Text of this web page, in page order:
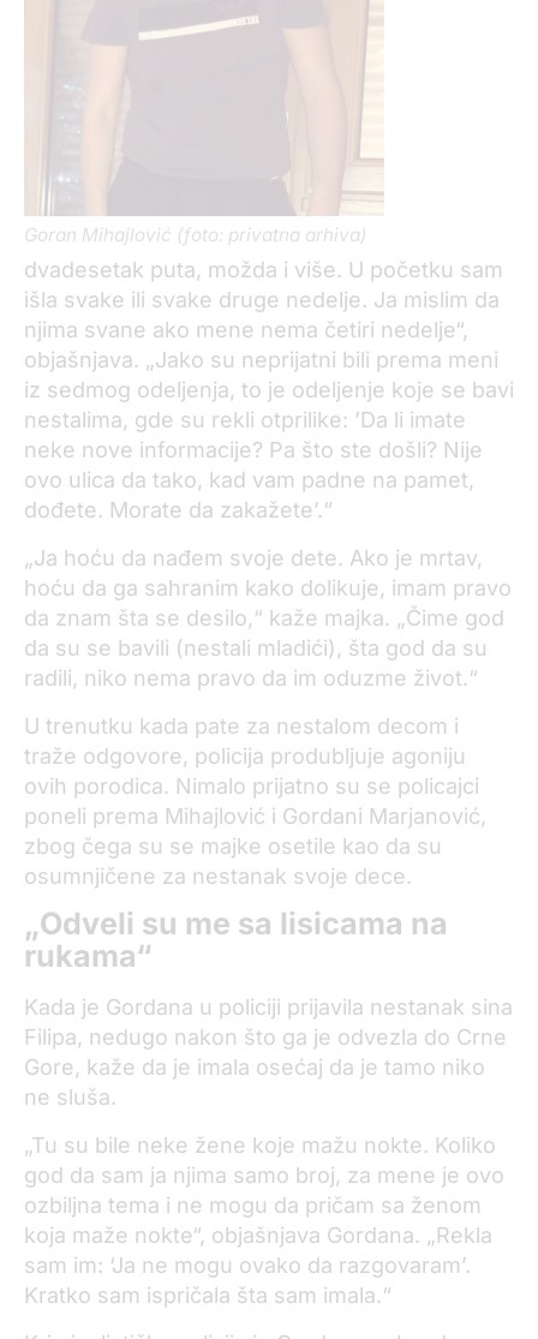
Goran Mihajlović (foto: privatna arhiva)
dvadesetak puta, možda i više. U početku sam
išla svake ili svake druge nedelje. Ja mislim da
njima svane ako mene nema četiri nedelje“,
objašnjava. „Jako su neprijatni bili prema meni
iz sedmog odeljenja, to je odeljenje koje se bavi
nestalima, gde su rekli otprilike: ’Da li imate
neke nove informacije? Pa što ste došli? Nije
ovo ulica da tako, kad vam padne na pamet,
dođete. Morate da zakažete’.“
„Ja hoću da nađem svoje dete. Ako je mrtav,
hoću da ga sahranim kako dolikuje, imam pravo
da znam šta se desilo,“ kaže majka. „Čime god
da su se bavili (nestali mladići), šta god da su
radili, niko nema pravo da im oduzme život.“
U trenutku kada pate za nestalom decom i
traže odgovore, policija produbljuje agoniju
ovih porodica. Nimalo prijatno su se policajci
poneli prema Mihajlović i Gordani Marjanović,
zbog čega su se majke osetile kao da su
osumnjičene za nestanak svoje dece.
„Odveli su me sa lisicama na
rukama“
Kada je Gordana u policiji prijavila nestanak sina
Filipa, nedugo nakon što ga je odvezla do Crne
Gore, kaže da je imala osećaj da je tamo niko
ne sluša.
„Tu su bile neke žene koje mažu nokte. Koliko
god da sam ja njima samo broj, za mene je ovo
ozbiljna tema i ne mogu da pričam sa ženom
koja maže nokte“, objašnjava Gordana. „Rekla
sam im: ‘Ja ne mogu ovako da razgovaram’.
Kratko sam ispričala šta sam imala.“